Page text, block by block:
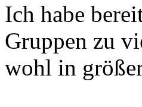
Ich habe
Gruppen zu
wohl in